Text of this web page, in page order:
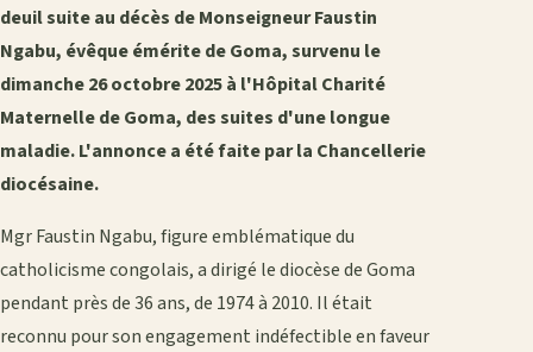
deuil suite au décès de Monseigneur Faustin
Ngabu, évêque émérite de Goma, survenu le
dimanche 26 octobre 2025 à l'Hôpital Charité
Maternelle de Goma, des suites d'une longue
maladie. L'annonce a été faite par la Chancellerie
diocésaine.
Mgr Faustin Ngabu, figure emblématique du
catholicisme congolais, a dirigé le diocèse de Goma
pendant près de 36 ans, de 1974 à 2010. Il était
reconnu pour son engagement indéfectible en faveur